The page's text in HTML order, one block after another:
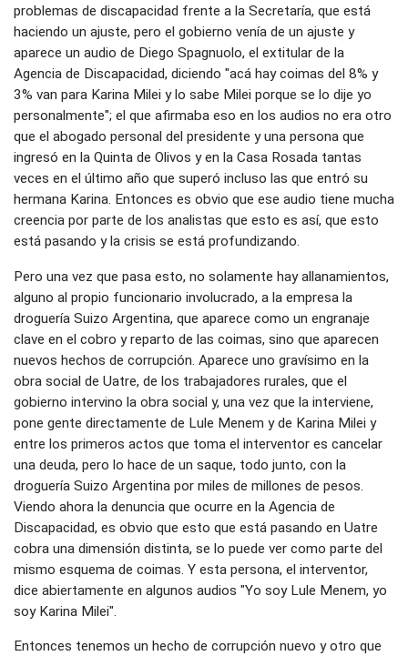
problemas de discapacidad frente a la Secretaría, que está
haciendo un ajuste, pero el gobierno venía de un ajuste y
aparece un audio de Diego Spagnuolo, el extitular de la
Agencia de Discapacidad, diciendo "acá hay coimas del 8% y
3% van para Karina Milei y lo sabe Milei porque se lo dije yo
personalmente"; el que afirmaba eso en los audios no era otro
que el abogado personal del presidente y una persona que
ingresó en la Quinta de Olivos y en la Casa Rosada tantas
veces en el último año que superó incluso las que entró su
hermana Karina. Entonces es obvio que ese audio tiene mucha
creencia por parte de los analistas que esto es así, que esto
está pasando y la crisis se está profundizando.
Pero una vez que pasa esto, no solamente hay allanamientos,
alguno al propio funcionario involucrado, a la empresa la
droguería Suizo Argentina, que aparece como un engranaje
clave en el cobro y reparto de las coimas, sino que aparecen
nuevos hechos de corrupción. Aparece uno gravísimo en la
obra social de Uatre, de los trabajadores rurales, que el
gobierno intervino la obra social y, una vez que la interviene,
pone gente directamente de Lule Menem y de Karina Milei y
entre los primeros actos que toma el interventor es cancelar
una deuda, pero lo hace de un saque, todo junto, con la
droguería Suizo Argentina por miles de millones de pesos.
Viendo ahora la denuncia que ocurre en la Agencia de
Discapacidad, es obvio que esto que está pasando en Uatre
cobra una dimensión distinta, se lo puede ver como parte del
mismo esquema de coimas. Y esta persona, el interventor,
dice abiertamente en algunos audios "Yo soy Lule Menem, yo
soy Karina Milei".
Entonces tenemos un hecho de corrupción nuevo y otro que